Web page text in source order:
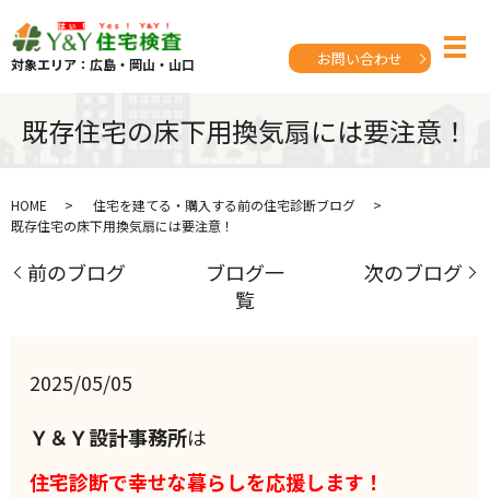
対象エリア：広島・岡山・山口 お問い合わせ
既存住宅の床下用換気扇には要注意！
HOME
住宅を建てる・購入する前の住宅診断ブログ
既存住宅の床下用換気扇には要注意！
前のブログ
ブログ一
覧
次のブログ
2025/05/05
Ｙ＆Ｙ設計事務所は
住宅診断で幸せな暮らしを応援します！